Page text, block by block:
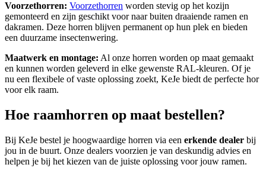
Voorzethorren: Voorzethorren worden stevig op het kozijn
gemonteerd en zijn geschikt voor naar buiten draaiende ramen en
dakramen. Deze horren blijven permanent op hun plek en bieden
een duurzame insectenwering.
Maatwerk en montage: Al onze horren worden op maat gemaakt
en kunnen worden geleverd in elke gewenste RAL-kleuren. Of je
nu een flexibele of vaste oplossing zoekt, KeJe biedt de perfecte hor
voor elk raam.
Hoe raamhorren op maat bestellen?
Bij KeJe bestel je hoogwaardige horren via een erkende dealer bij
jou in de buurt. Onze dealers voorzien je van deskundig advies en
helpen je bij het kiezen van de juiste oplossing voor jouw ramen.